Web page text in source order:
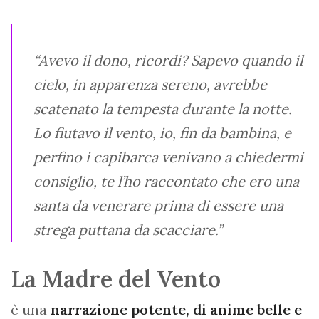
“Avevo il dono, ricordi? Sapevo quando il
cielo, in apparenza sereno, avrebbe
scatenato la tempesta durante la notte.
Lo fiutavo il vento, io, fin da bambina, e
perfino i capibarca venivano a chiedermi
consiglio, te l’ho raccontato che ero una
santa da venerare prima di essere una
strega puttana da scacciare.”
La Madre del Vento
è una narrazione potente, di anime belle e